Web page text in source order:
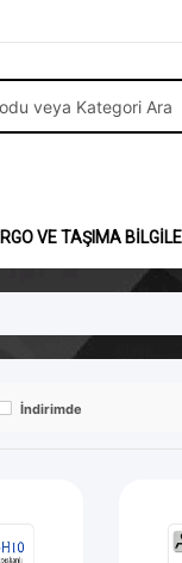
VE TAŞIMA
İndirimde